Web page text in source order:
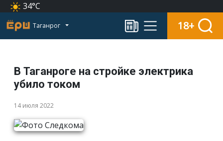
34°C
Таганрог 18+
В Таганроге на стройке электрика
убило током
14 июля 2022